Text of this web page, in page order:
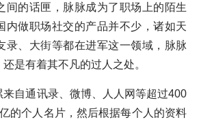
间的话匣，脉脉成为了职场上的陌生
内做职场社交的产品并不少，诸如天
录、大街等都在进军这一领域，脉脉
是有着其不凡的过人之处。
自通讯录、微博、人人网等超过400
的个人名片，然后根据每个人的资料